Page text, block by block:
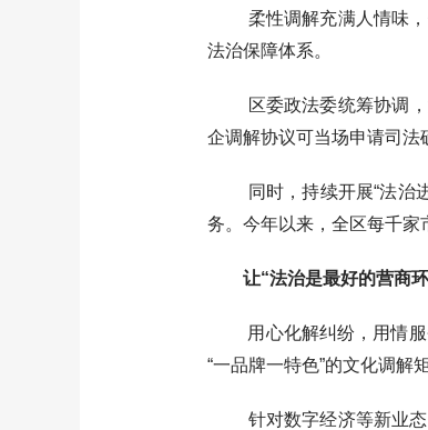
柔性调解充满人情味，但
法治保障体系。
区委政法委统筹协调，深
企调解协议可当场申请司法
同时，持续开展“法治进
务。今年以来，全区每千家
让“法治是最好的营商环
用心化解纠纷，用情服务
“一品牌一特色”的文化调解矩
针对数字经济等新业态用